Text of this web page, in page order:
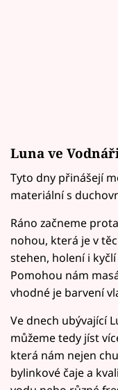
Luna ve
Tyto dny přinášejí
materiální s
Ráno začneme
nohou, která je v
stehen, holení i
Pomohou nám
vhodné je barvení
Ve dnech ubývající
můžeme tedy jíst
která nám nejen
bylinkové čaje a